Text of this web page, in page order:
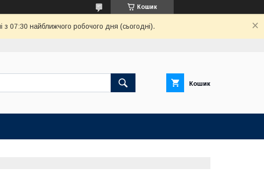
Кошик
07:30 найближчого робочого дня (сьогодні).
Кошик